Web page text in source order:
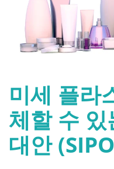
미세 플라
체할 수
대안